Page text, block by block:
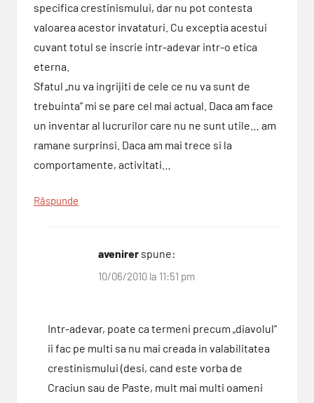
specifica crestinismului, dar nu pot contesta
valoarea acestor invataturi. Cu exceptia acestui
cuvant totul se inscrie intr-adevar intr-o etica
eterna.
Sfatul „nu va ingrijiti de cele ce nu va sunt de
trebuinta” mi se pare cel mai actual. Daca am face
un inventar al lucrurilor care nu ne sunt utile… am
ramane surprinsi. Daca am mai trece si la
comportamente, activitati…
Răspunde
avenirer spune:
10/06/2010 la 11:51 pm
Intr-adevar, poate ca termeni precum „diavolul”
ii fac pe multi sa nu mai creada in valabilitatea
crestinismului (desi, cand este vorba de
Craciun sau de Paste, mult mai multi oameni